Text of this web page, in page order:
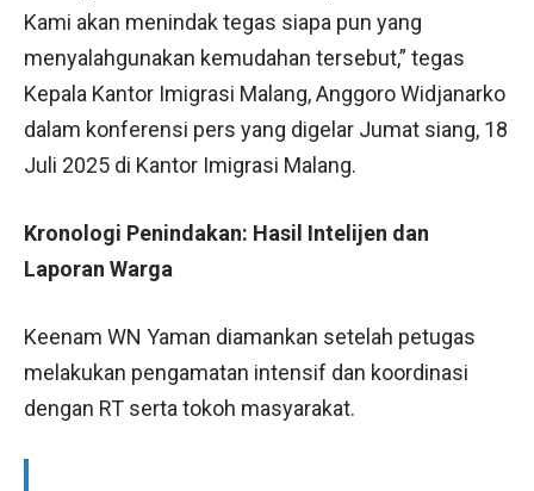
Kami akan menindak tegas siapa pun yang
menyalahgunakan kemudahan tersebut,” tegas
Kepala Kantor Imigrasi Malang, Anggoro Widjanarko
dalam konferensi pers yang digelar Jumat siang, 18
Juli 2025 di Kantor Imigrasi Malang.
Kronologi Penindakan: Hasil Intelijen dan
Laporan Warga
Keenam WN Yaman diamankan setelah petugas
melakukan pengamatan intensif dan koordinasi
dengan RT serta tokoh masyarakat.